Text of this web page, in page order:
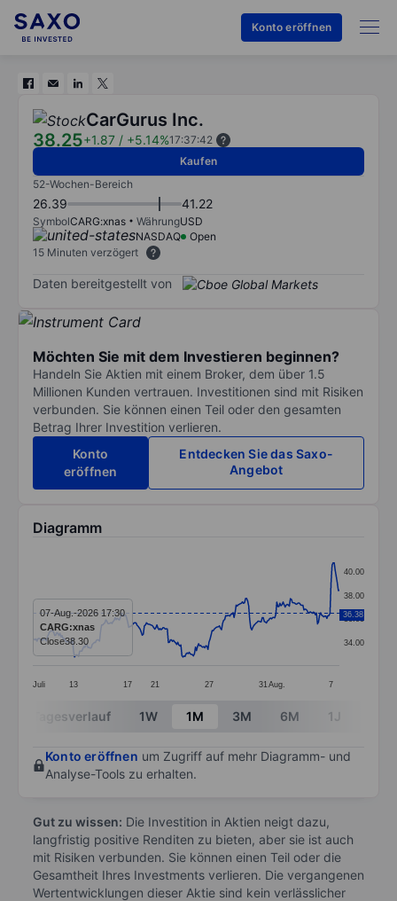
Konto eröffnen
CarGurus Inc.
38.25+1.87 / +5.14%17:37:42
Kaufen
52-Wochen-Bereich
26.39 41.22
SymbolCARG:xnas WährungUSD
NASDAQ
Open
15 Minuten verzögert
Daten bereitgestellt von
Möchten Sie mit dem Investieren beginnen?
Handeln Sie Aktien mit einem Broker, dem über 1.5
Millionen Kunden vertrauen. Investitionen sind mit Risiken
verbunden. Sie können einen Teil oder den gesamten
Betrag Ihrer Investition verlieren.
Konto
eröffnen
Entdecken Sie das Saxo-
Angebot
Diagramm
The chart has 1 X axis displaying categories.
The chart has 1 Y axis displaying values. Data
Juli 13 17 21 27 31 Aug. 7
34.00
36.00
38.00
40.00
36.38
07-Aug.-2026 17:30
CARG:xnas
Close38.30
End of interactive chart.
Tagesverlauf 1W 1M 3M 6M 1J
Konto eröffnen um Zugriff auf mehr Diagramm- und
Analyse-Tools zu erhalten.
Gut zu wissen: Die Investition in Aktien neigt dazu,
langfristig positive Renditen zu bieten, aber sie ist auch
mit Risiken verbunden. Sie können einen Teil oder die
Gesamtheit Ihres Investments verlieren. Die vergangenen
Wertentwicklungen dieser Aktie sind kein verlässlicher